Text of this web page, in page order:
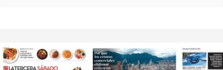
Opens in new window Opens in